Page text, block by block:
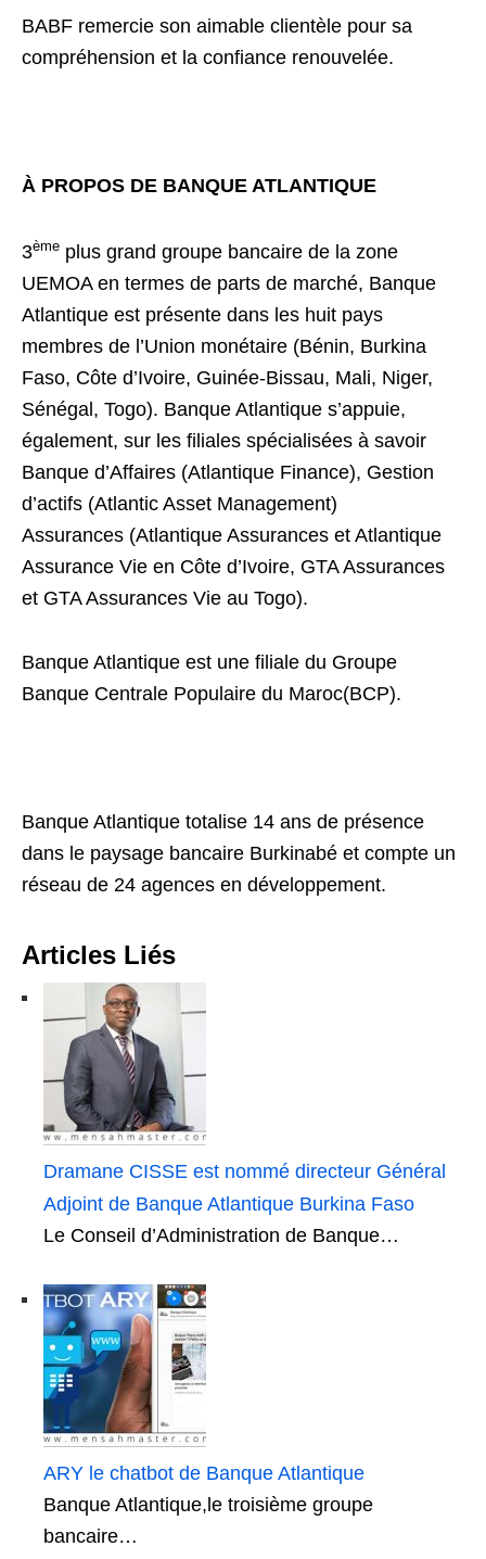
BABF remercie son aimable clientèle pour sa
compréhension et la confiance renouvelée.
À PROPOS DE BANQUE ATLANTIQUE
3ème plus grand groupe bancaire de la zone
UEMOA en termes de parts de marché, Banque
Atlantique est présente dans les huit pays
membres de l’Union monétaire (Bénin, Burkina
Faso, Côte d’Ivoire, Guinée-Bissau, Mali, Niger,
Sénégal, Togo). Banque Atlantique s’appuie,
également, sur les filiales spécialisées à savoir
Banque d’Affaires (Atlantique Finance), Gestion
d’actifs (Atlantic Asset Management)
Assurances (Atlantique Assurances et Atlantique
Assurance Vie en Côte d’Ivoire, GTA Assurances
et GTA Assurances Vie au Togo).
Banque Atlantique est une filiale du Groupe
Banque Centrale Populaire du Maroc(BCP).
Banque Atlantique totalise 14 ans de présence
dans le paysage bancaire Burkinabé et compte un
réseau de 24 agences en développement.
Articles Liés
Dramane CISSE est nommé directeur Général
Adjoint de Banque Atlantique Burkina Faso
Le Conseil d’Administration de Banque…
ARY le chatbot de Banque Atlantique
Banque Atlantique,le troisième groupe
bancaire…